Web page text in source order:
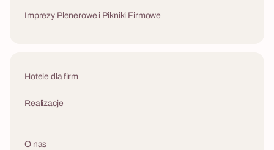
Imprezy Plenerowe i Pikniki Firmowe
Hotele dla firm
Realizacje
O nas